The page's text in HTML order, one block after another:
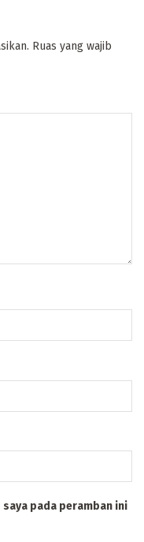
Ruas yang wajib
pada peramban ini